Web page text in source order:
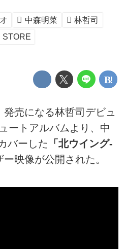
中森明菜
林哲司
STORE
売になる林哲司デビュ
ートアルバムより、中
バーした 「北ウイング-
映像が公開された。